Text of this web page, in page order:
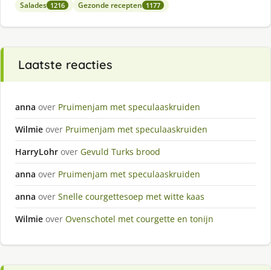
Salades 1216 Gezonde recepten 1177
Laatste reacties
anna over Pruimenjam met speculaaskruiden
Wilmie over Pruimenjam met speculaaskruiden
HarryLohr over Gevuld Turks brood
anna over Pruimenjam met speculaaskruiden
anna over Snelle courgettesoep met witte kaas
Wilmie over Ovenschotel met courgette en tonijn